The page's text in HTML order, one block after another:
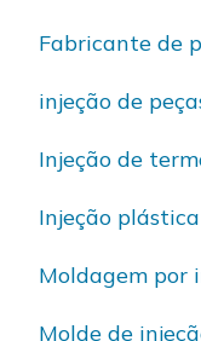
Fabricante de
injeção de
Injeção de
Injeção plástica
Moldagem por
Molde de